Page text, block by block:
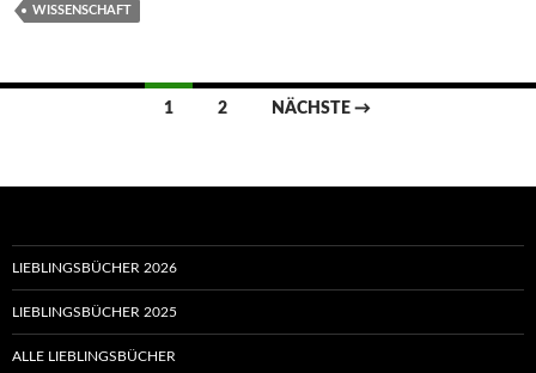
WISSENSCHAFT
Beitragsnavigation
1 2 NÄCHSTE →
LIEBLINGSBÜCHER 2026
LIEBLINGSBÜCHER 2025
ALLE LIEBLINGSBÜCHER